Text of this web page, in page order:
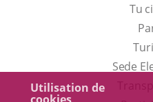
Utilisation de
Tu
Sede